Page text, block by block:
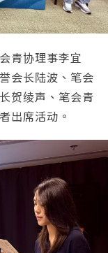
青协理事李宜
会长陆波、笔会
贺绫声、笔会青
出席活动。